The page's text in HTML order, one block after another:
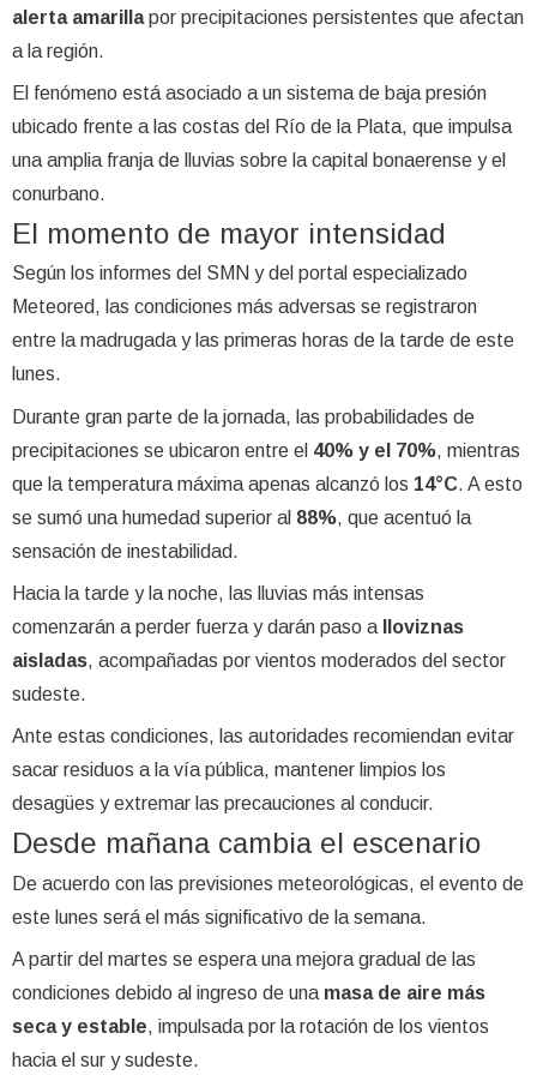
alerta amarillapor precipitaciones persistentes que afectan
a la región.
El fenómeno está asociado a un sistema de baja presión
ubicado frente a las costas del Río de la Plata, que impulsa
una amplia franja de lluvias sobre la capital bonaerense y el
conurbano.
El momento de mayor intensidad
Según los informes del SMN y del portal especializado
Meteored, las condiciones más adversas se registraron
entre la madrugada y las primeras horas de la tarde de este
lunes.
Durante gran parte de la jornada, las probabilidades de
precipitaciones se ubicaron entre el 40% y el 70%, mientras
que la temperatura máxima apenas alcanzó los 14°C. A esto
se sumó una humedad superior al 88%, que acentuó la
sensación de inestabilidad.
Hacia la tarde y la noche, las lluvias más intensas
comenzarán a perder fuerza y darán paso a
lloviznas
aisladas, acompañadas por vientos moderados del sector
sudeste.
Ante estas condiciones, las autoridades recomiendan evitar
sacar residuos a la vía pública, mantener limpios los
desagües y extremar las precauciones al conducir.
Desde mañana cambia el escenario
De acuerdo con las previsiones meteorológicas, el evento de
este lunes será el más significativo de la semana.
A partir del martes se espera una mejora gradual de las
condiciones debido al ingreso de una masa de aire más
seca y estable, impulsada por la rotación de los vientos
hacia el sur y sudeste.